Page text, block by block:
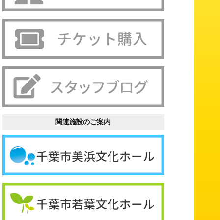
関連施設のご案内